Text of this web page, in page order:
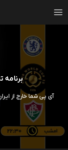
برنامه